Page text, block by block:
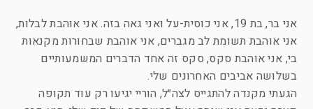
אני בר, בת 19, אני כוסית-על ואני גאה בזה. אני אוהבת לבלות,
אני אוהבת תשומת לב מגברים, אני אוהבת שבחורות מקנאות
בי, אני אוהבת סקס, סקס זה אחד הדברים המשמעותיים
בשלושה אביבים האחרונים שלי.
הגעתי מקנדה להתגייס לצה״ל, הוריי יגיעו רק עוד תקופה